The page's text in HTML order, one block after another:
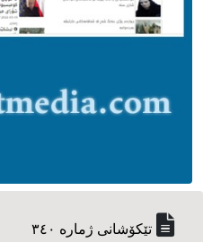
تێکۆشانی ژماره‌ ٣٤٠